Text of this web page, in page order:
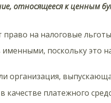
относящееся к ценным
на налоговые
поскольку это
организация,
платежного